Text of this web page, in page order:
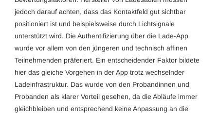
jedoch darauf achten, dass das Kontaktfeld gut sichtbar
positioniert ist und beispielsweise durch Lichtsignale
unterstützt wird. Die Authentifizierung über die Lade-App
wurde vor allem von den jüngeren und technisch affinen
Teilnehmenden präferiert. Ein entscheidender Faktor bildete
hier das gleiche Vorgehen in der App trotz wechselnder
Ladeinfrastruktur. Das wurde von den Probandinnen und
Probanden als klarer Vorteil gesehen, da die Abläufe immer
gleichbleiben und entsprechend keine Anpassung an die